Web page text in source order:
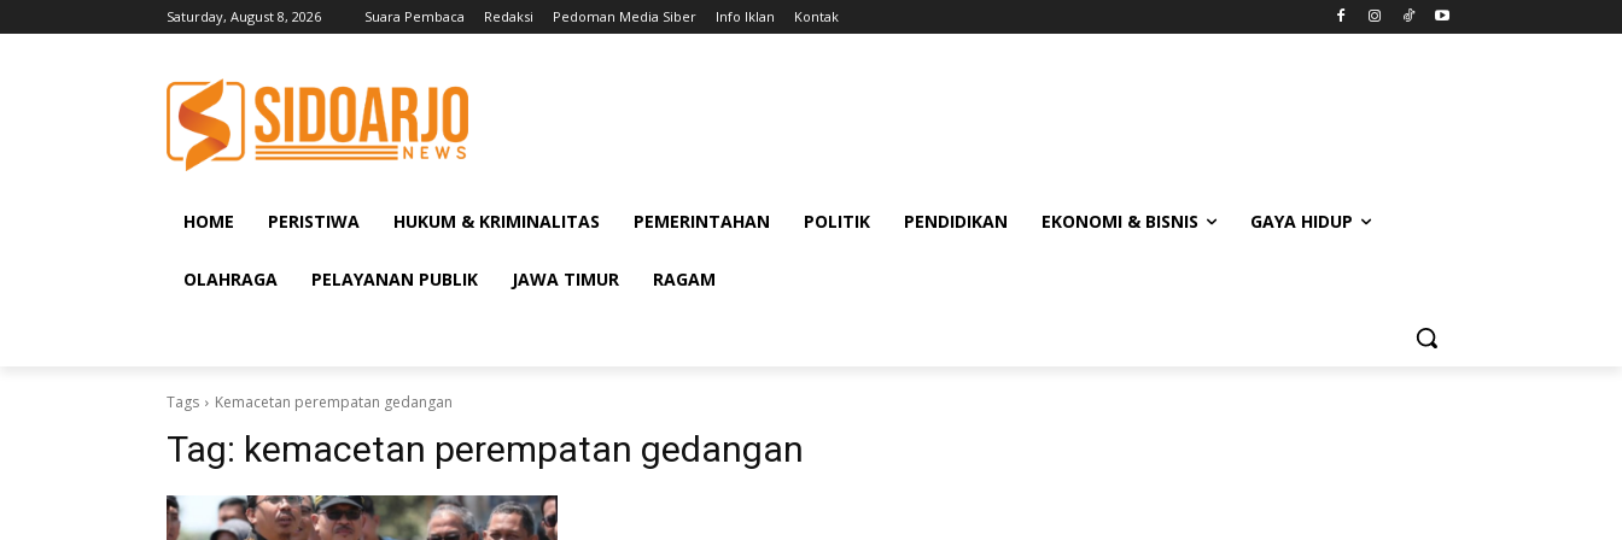
Saturday, August 8, 2026 Suara Pembaca Redaksi Pedoman Media Siber Info Iklan Kontak
HOME PERISTIWA HUKUM & KRIMINALITAS PEMERINTAHAN POLITIK PENDIDIKAN EKONOMI & BISNIS GAYA HIDUP
OLAHRAGA PELAYANAN PUBLIK JAWA TIMUR RAGAM
Tags Kemacetan perempatan gedangan
Tag: kemacetan perempatan gedangan